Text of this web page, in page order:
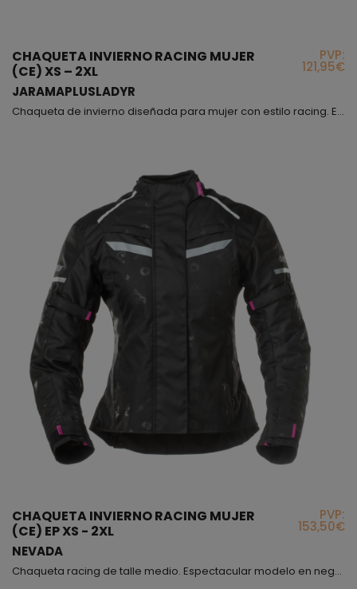
CHAQUETA INVIERNO RACING MUJER
(CE) XS – 2XL
JARAMAPLUSLADYR
PVP:
121,95€
Chaqueta de invierno diseñada para mujer con estilo racing. Este modelo es de talle corto, queda a la altura de la cintura aproximadamente, en el interior encontrarás un forro térmico desmontable, también lleva membrana impermeable fija. La chaqueta está equipada con tomas de aire en pecho y espalda, además de reflectantes para la visión nocturna; tienes la opción de poder ajustar mediante botones automáticos la anchura de los brazos y además, ajustar la manga en l...
CHAQUETA INVIERNO RACING MUJER
(CE) EP XS - 2XL
NEVADA
PVP:
153,50€
Chaqueta racing de talle medio. Espectacular modelo en negro con pequeños detalles con fucsia y tejido estampado que puedes distinguir a contraluz, además lleva reflectantes para visión nocturna, ajustable en brazos mediante correas y en caderas mediante dos cremalleras de ensanche por si quieres dejarlas abiertas, este modelo tiene una delicada forma acampanada que hará que tu cintura resalte, así que llevarás una prenda de moto y al mismo tiempo tu outfit será impre...